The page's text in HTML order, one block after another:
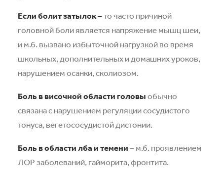
Если болит затылок –то часто причиной
головной боли является напряжение мышц шеи,
и м.б. вызвано избыточной нагрузкой во время
школьных, дополнительных и домашних уроков,
нарушением осанки, сколиозом.
Боль в височной области головыобычно
связана с нарушением регуляции сосудистого
тонуса, вегетососудистой дистонии.
Боль в области лба и темени– м.б. проявлением
ЛОР заболеваний, гайморита, фронтита.